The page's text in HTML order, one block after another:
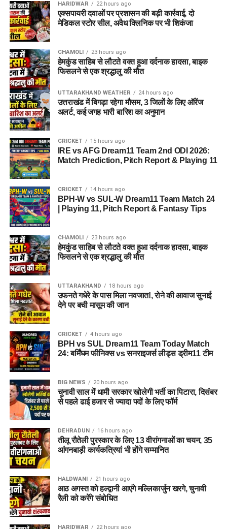
HARIDWAR 22 hours ago
एक्सपायरी दवाओं पर प्रशासन की बड़ी कार्रवाई, दो
मेडिकल स्टोर सील, अवैध क्लिनिक पर भी शिकंजा
CHAMOLI 23 hours ago
हेमकुंड साहिब से लौटते वक्त हुआ दर्दनाक हादसा, बाइक
फिसलने से एक श्रद्धालु की मौत
UTTARAKHAND WEATHER 24 hours ago
उत्तराखंड में बिगड़ा रहेगा मौसम, 3 जिलों के लिए ऑरेंज
अलर्ट, कई जगह भारी बारिश का अनुमान
CRICKET 15 hours ago
IRE vs AFG Dream11 Team 2nd ODI 2026:
Match Prediction, Pitch Report & Playing 11
CRICKET 14 hours ago
BPH-W vs SUL-W Dream11 Team Match 24
| Playing 11, Pitch Report & Fantasy Tips
CHAMOLI 23 hours ago
हेमकुंड साहिब से लौटते वक्त हुआ दर्दनाक हादसा, बाइक
फिसलने से एक श्रद्धालु की मौत
UTTARAKHAND 18 hours ago
उफनते गधेरे के पास मिला नवजात!, रोने की आवाज सुनाई
देने पर बची मासूम की जान
CRICKET 4 hours ago
BPH vs SUL Dream11 Team Today Match
24: बर्मिंघम फीनिक्स vs सनराइजर्स लीड्स ड्रीम11 टीम
BIG NEWS 20 hours ago
चुनावी साल में धामी सरकार खोलेगी भर्ती का पिटारा, दिसंबर
से पहले ढाई हजार से ज्यादा पदों के लिए फॉर्म
DEHRADUN 16 hours ago
तीलू रौतेली पुरस्कार के लिए 13 वीरांगनाओं का चयन, 35
आंगनबाड़ी कार्यकत्रियां भी होंगे सम्मानित
HALDWANI 21 hours ago
आठ अगस्त को हल्द्वानी आएंगे मल्लिकार्जुन खरगे, चुनावी
रैली को करेंगे संबोधित
HARIDWAR 22 hours ago